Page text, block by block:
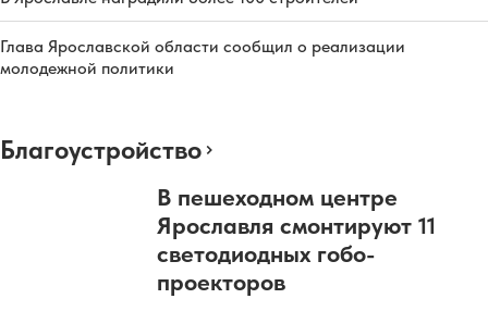
Глава Ярославской области сообщил о реализации
молодежной политики
Благоустройство
В пешеходном центре
Ярославля смонтируют 11
светодиодных гобо-
проекторов